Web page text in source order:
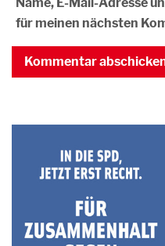
für meinen nächsten